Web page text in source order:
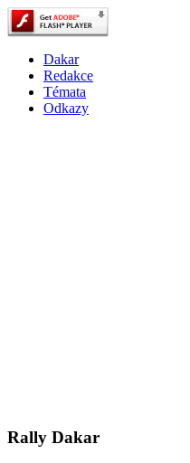
Dakar
Redakce
Témata
Odkazy
Rally Dakar